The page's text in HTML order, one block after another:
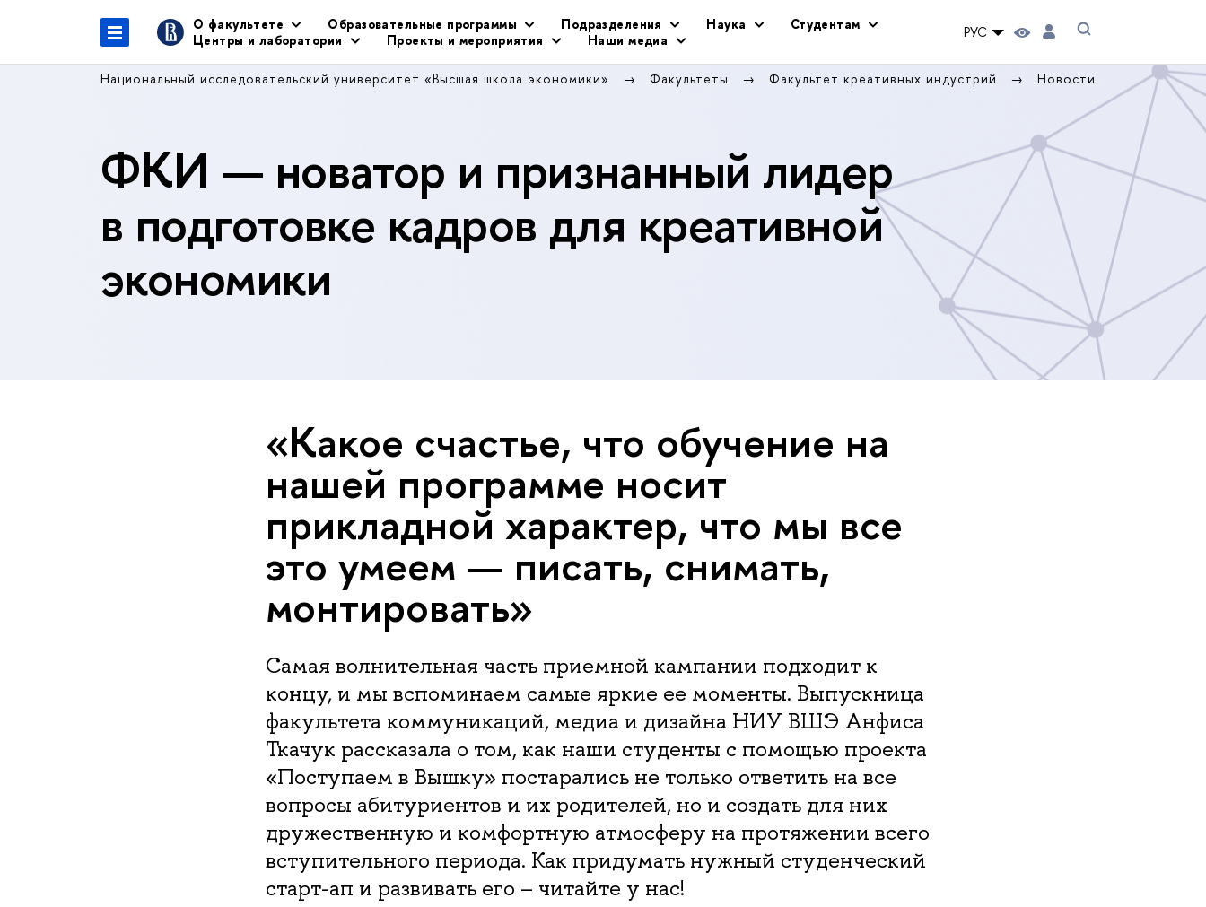
О факультете Образовательные программы Подразделения Наука
Студентам
Центры и лаборатории
Проекты и мероприятия Наши медиа РУС
Национальный исследовательский университет «Высшая школа экономики» Факультеты Факультет креативных индустрий Новости
ФКИ — новатор и признанный лидер
в подготовке кадров для креативной
экономики
«Какое счастье, что обучение на
нашей программе носит
прикладной характер, что мы все
это умеем — писать, снимать,
монтировать»
Самая волнительная часть приемной кампании подходит к
концу, и мы вспоминаем самые яркие ее моменты. Выпускница
факультета коммуникаций, медиа и дизайна НИУ ВШЭ Анфиса
Ткачук рассказала о том, как наши студенты с помощью проекта
«Поступаем в Вышку» постарались не только ответить на все
вопросы абитуриентов и их родителей, но и создать для них
дружественную и комфортную атмосферу на протяжении всего
вступительного периода. Как придумать нужный студенческий
старт-ап и развивать его – читайте у нас!